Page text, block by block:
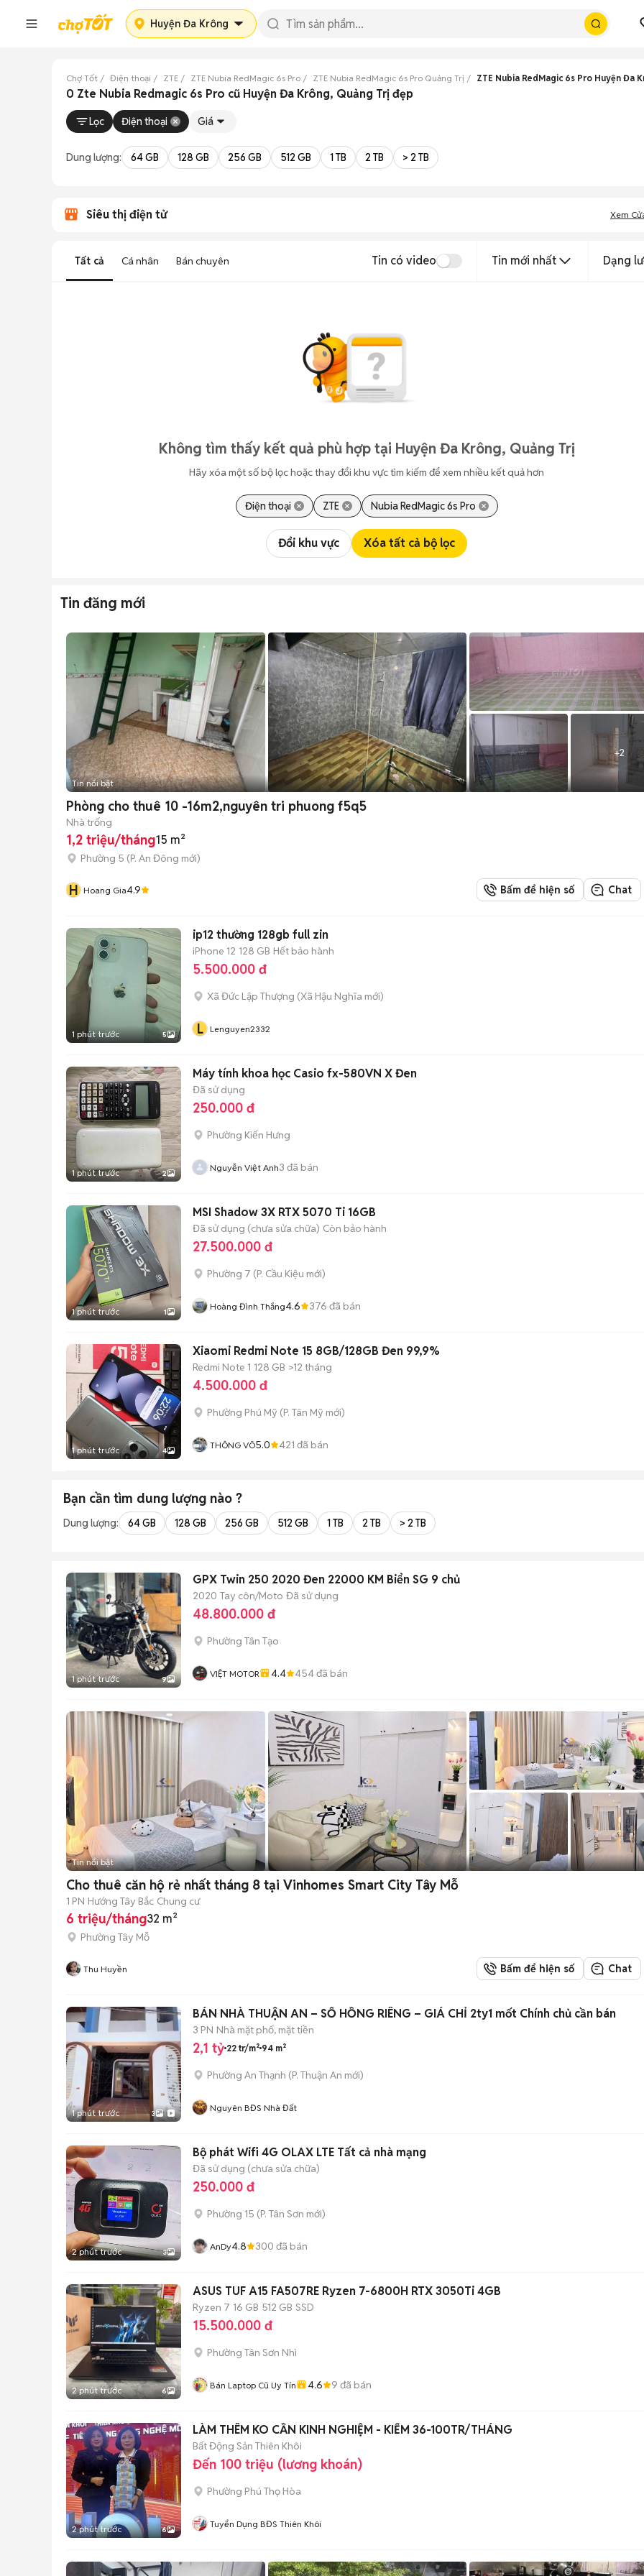
Huyện Đa Krông
Chợ Tốt Điện thoại ZTE ZTE Nubia RedMagic 6s Pro ZTE Nubia RedMagic 6s Pro Quảng Trị ZTE Nubia RedMagic 6s Pro Huyện Đa
0 Zte Nubia Redmagic 6s Pro cũ Huyện Đa Krông, Quảng Trị đẹp
Lọc Điện thoại Giá
Dung lượng: 64 GB 128 GB 256 GB 512 GB 1 TB 2 TB > 2 TB
Siêu thị điện tử Xem
Tất cả Cá nhân Bán chuyên Tin có video Tin mới nhất Dạng
Không tìm thấy kết quả phù hợp tại Huyện Đa Krông, Quảng Trị
Hãy xóa một số bộ lọc hoặc thay đổi khu vực tìm kiếm để xem nhiều kết quả hơn
Điện thoại ZTE Nubia RedMagic 6s Pro
Đổi khu vực Xóa tất cả bộ lọc
Tin đăng mới
+2
Tin nổi bật
Phòng cho thuê 10 -16m2,nguyên tri phuong f5q5
Nhà trống
1,2 triệu/tháng15 m²
Phường 5 (P. An Đông mới)
H Hoang Gia4.9 Bấm để hiện số Chat
1 phút trước 5
ip12 thường 128gb full zin
iPhone 12 128 GB Hết bảo hành
5.500.000 đ
Xã Đức Lập Thượng (Xã Hậu Nghĩa mới)
L Lenguyen2332
1 phút trước 2
Máy tính khoa học Casio fx-580VN X Đen
Đã sử dụng
250.000 đ
Phường Kiến Hưng
Nguyễn Việt Anh3 đã bán
1 phút trước 1
MSI Shadow 3X RTX 5070 Ti 16GB
Đã sử dụng (chưa sửa chữa) Còn bảo hành
27.500.000 đ
Phường 7 (P. Cầu Kiệu mới)
Hoàng Đình Thắng4.6 376 đã bán
1 phút trước 4
Xiaomi Redmi Note 15 8GB/128GB Đen 99,9%
Redmi Note 1 128 GB >12 tháng
4.500.000 đ
Phường Phú Mỹ (P. Tân Mỹ mới)
THÔNG VÕ5.0 421 đã bán
Bạn cần tìm dung lượng nào ?
Dung lượng: 64 GB 128 GB 256 GB 512 GB 1 TB 2 TB > 2 TB
1 phút trước 9
GPX Twin 250 2020 Đen 22000 KM Biển SG 9 chủ
2020 Tay côn/Moto Đã sử dụng
48.800.000 đ
Phường Tân Tạo
VIỆT MOTOR 4.4 454đã bán
Tin nổi bật
Cho thuê căn hộ rẻ nhất tháng 8 tại Vinhomes Smart City Tây Mỗ
1 PN Hướng Tây Bắc Chung cư
6 triệu/tháng32 m²
Phường Tây Mỗ
Thu Huyền Bấm để hiện số Chat
1 phút trước 3
BÁN NHÀ THUẬN AN – SỔ HỒNG RIÊNG – GIÁ CHỈ 2ty1 mốt Chính chủ cần bán
3 PN Nhà mặt phố, mặt tiền
2,1 tỷ 22 tr/m² 94 m²
Phường An Thạnh (P. Thuận An mới)
Nguyên BĐS Nhà Đất
2 phút trước 3
Bộ phát Wifi 4G OLAX LTE Tất cả nhà mạng
Đã sử dụng (chưa sửa chữa)
250.000 đ
Phường 15 (P. Tân Sơn mới)
AnDy4.8 300 đã bán
2 phút trước 6
ASUS TUF A15 FA507RE Ryzen 7-6800H RTX 3050Ti 4GB
Ryzen 7 16 GB 512 GB SSD
15.500.000 đ
Phường Tân Sơn Nhì
Bán Laptop Cũ Uy Tín 4.6 9 đã bán
2 phút trước 6
LÀM THÊM KO CẦN KINH NGHIỆM - KIẾM 36-100TR/THÁNG
Bất Động Sản Thiên Khôi
Đến 100 triệu (lương khoán)
Phường Phú Thọ Hòa
Tuyển Dụng BĐS Thiên Khôi